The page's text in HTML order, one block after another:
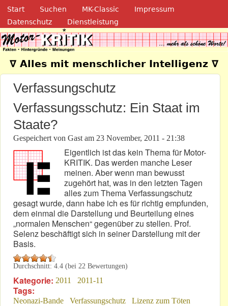
Direkt zum Inhalt
Navigation
Start Suchen MK-Classic
Impressum
Datenschutz
Dienstleistung
Motor-Kritik.de
∇ Alles mit menschlicher Intelligenz ∇
Verfassungschutz
Verfassungsschutz: Ein Staat im
Staate?
Gespeichert von Gast am 23 November, 2011 - 21:38
Eigentlich ist das kein Thema für Motor-
KRITIK. Das werden manche Leser
meinen. Aber wenn man bewusst
zugehört hat, was in den letzten Tagen
alles zum Thema Verfassungschutz
gesagt wurde, dann habe ich es für richtig empfunden,
dem einmal die Darstellung und Beurteilung eines
„normalen Menschen“ gegenüber zu stellen. Prof.
Selenz beschäftigt sich in seiner Darstellung mit der
Basis.
Durchschnitt: 4.4 (bei 22 Bewertungen)
Kategorie: 2011 2011-11
Tags:
Neonazi-Bande Verfassungschutz
Lizenz zum Töten